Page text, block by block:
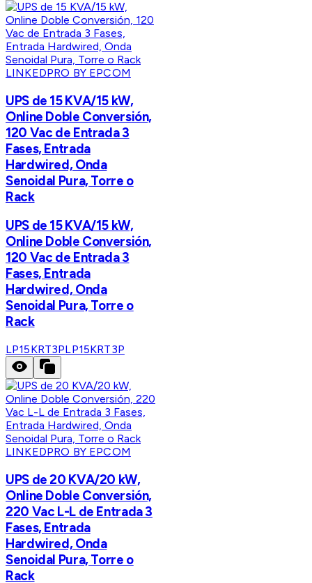
LINKEDPRO BY EPCOM
UPS de 15 KVA/15 kW,
Online Doble Conversión,
120 Vac de Entrada 3
Fases, Entrada
Hardwired, Onda
Senoidal Pura, Torre o
Rack
UPS de 15 KVA/15 kW,
Online Doble Conversión,
120 Vac de Entrada 3
Fases, Entrada
Hardwired, Onda
Senoidal Pura, Torre o
Rack
LP15KRT3PLP15KRT3P
LINKEDPRO BY EPCOM
UPS de 20 KVA/20 kW,
Online Doble Conversión,
220 Vac L-L de Entrada 3
Fases, Entrada
Hardwired, Onda
Senoidal Pura, Torre o
Rack